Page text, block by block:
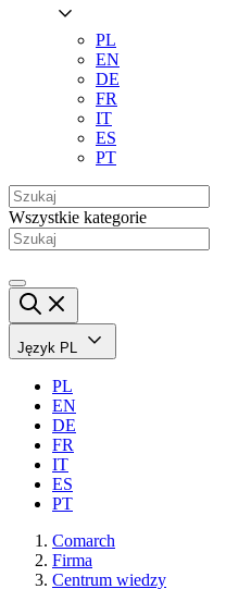
PL
EN
DE
FR
IT
ES
PT
Wszystkie kategorie
Język PL
PL
EN
DE
FR
IT
ES
PT
Comarch
Firma
Centrum wiedzy